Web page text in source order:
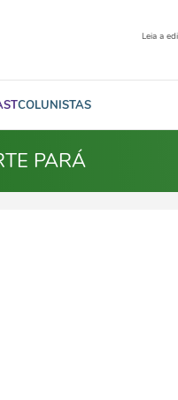
Leia a
COLUNISTAS
PARÁ